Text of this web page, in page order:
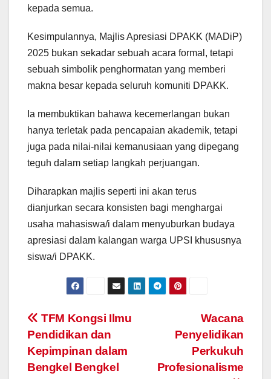
kepada semua.
Kesimpulannya, Majlis Apresiasi DPAKK (MADiP)
2025 bukan sekadar sebuah acara formal, tetapi
sebuah simbolik penghormatan yang memberi
makna besar kepada seluruh komuniti DPAKK.
Ia membuktikan bahawa kecemerlangan bukan
hanya terletak pada pencapaian akademik, tetapi
juga pada nilai-nilai kemanusiaan yang dipegang
teguh dalam setiap langkah perjuangan.
Diharapkan majlis seperti ini akan terus
dianjurkan secara konsisten bagi menghargai
usaha mahasiswa/i dalam menyuburkan budaya
apresiasi dalam kalangan warga UPSI khususnya
siswa/i DPAKK.
Navigasi
kiriman
Wacana
Penyelidikan
Perkukuh
Profesionalisme
TFM Kongsi Ilmu
Pendidikan dan
Kepimpinan dalam
Bengkel Bengkel